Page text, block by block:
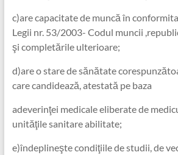
c)are capacitate de muncă în
Legii nr. 53/2003- Codul muncii
şi completările ulterioare;
d)are o stare de sănătate
care candidează, atestată pe baza
adeverinţei medicale eliberate de
unităţile sanitare abilitate;
e)îndeplineşte condiţiile de studii, de